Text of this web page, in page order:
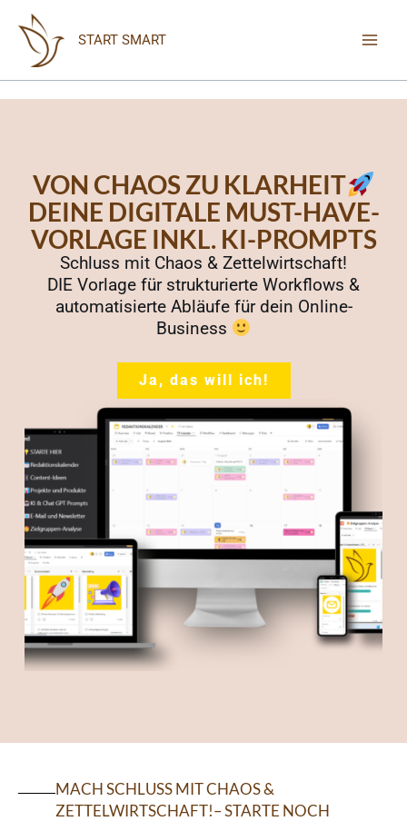
Inhalt
springen
START SMART
VON CHAOS ZU KLARHEIT
DEINE DIGITALE MUST-HAVE-
VORLAGE INKL. KI-PROMPTS
Schluss mit Chaos & Zettelwirtschaft!
DIE Vorlage für strukturierte Workflows &
automatisierte Abläufe für dein Online-
Business
Ja, das will ich!
MACH SCHLUSS MIT CHAOS &
ZETTELWIRTSCHAFT!– STARTE NOCH